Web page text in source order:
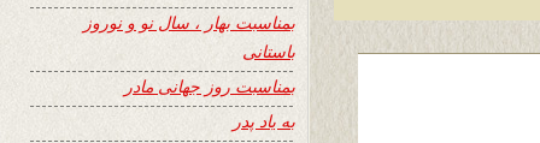
بمناسبت بهار ، سال نو و نوروز
باستانی
بمناسبت روز جهانی مادر
به یاد پدر